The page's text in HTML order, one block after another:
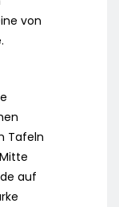
von
Tafeln
auf